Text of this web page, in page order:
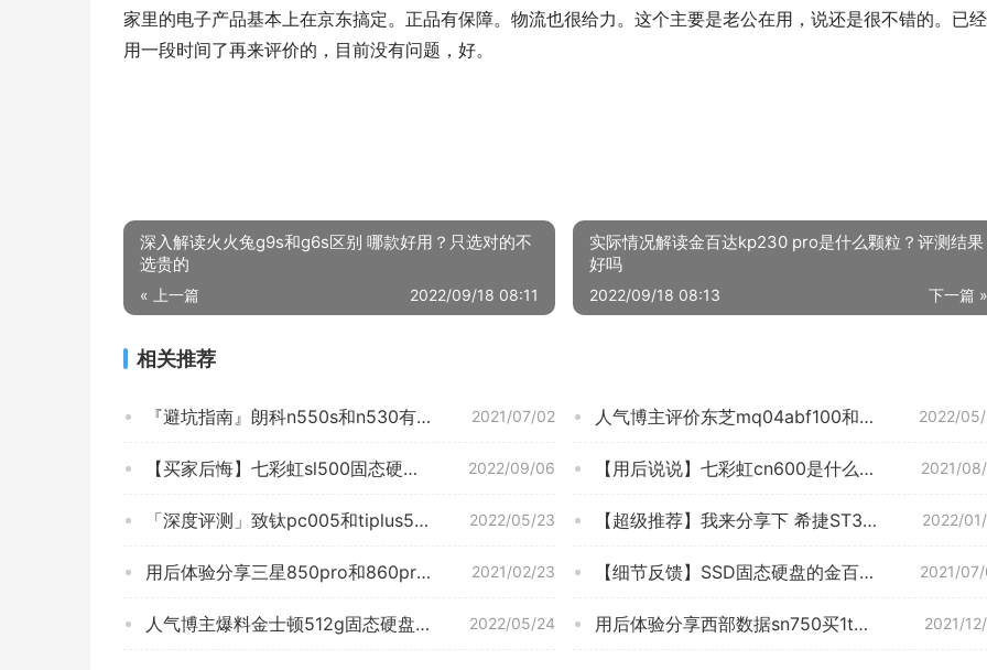
家里的电子产品基本上在京东搞定。正品有保障。物流也很给力。这个主要是老公在用，说还是很不错的。已
用一段时间了再来评价的，目前没有问题，好。
深入解读火火兔g9s和g6s区别 哪款好用？只选对的不
选贵的
« 上一篇 2022/09/18 08:11
实际情况解读金百达kp230 pro是什么颗粒？评测结果
好吗
下一篇 »
2022/09/18 08:13
相关推荐
2021/07/02
『避坑指南』朗科n550s和n530有什么不同？评测比较哪款好 2022/
人气博主评价东芝mq04abf100和西数WP10SPZX对比？分析哪款更适合你
2022/09/06
【买家后悔】七彩虹sl500固态硬盘怎么样？一定要了解的评测情况 2021/
【用后说说】七彩虹cn600是什么颗粒？评测性价比高吗
2022/05/23
「深度评测」致钛pc005和tiplus5000哪个好？图文爆料分析 2022/
【超级推荐】我来分享下 希捷ST3000VN007 入手使用感受？硬盘评测质量怎么样！
2021/02/23
用后体验分享三星850pro和860pro对比？深度剖析功能区别 2021/
【细节反馈】SSD固态硬盘的金百达KP230256GB对比金百达KP230256GB哪个质量更好呢？优缺点分析测评
2022/05/24
人气博主爆料金士顿512g固态硬盘怎么样？评测性价比高吗 2021/
用后体验分享西部数据sn750买1t和500g区别哪个好？只选对的不选贵的